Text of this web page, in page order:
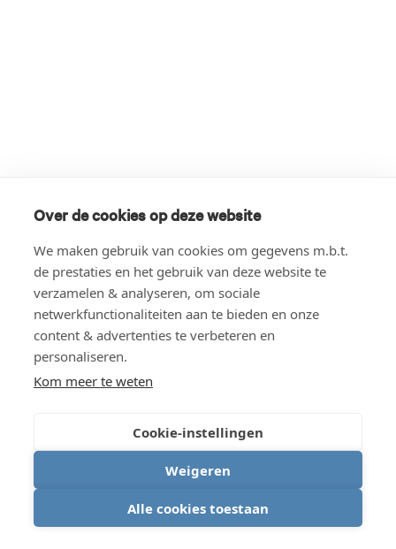
Over de cookies op deze website
We maken gebruik van cookies om gegevens m.b.t.
de prestaties en het gebruik van deze website te
verzamelen & analyseren, om sociale
netwerkfunctionaliteiten aan te bieden en onze
content & advertenties te verbeteren en
personaliseren.
Kom meer te weten
Cookie-instellingen
Weigeren
Alle cookies toestaan